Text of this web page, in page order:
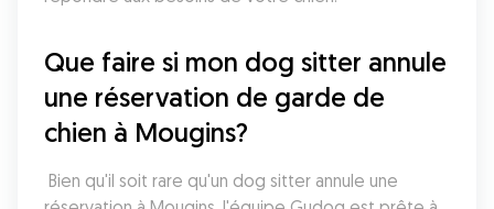
Que faire si mon dog sitter annule
une réservation de garde de
chien à Mougins?